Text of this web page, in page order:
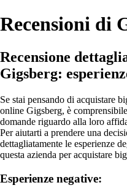
Recensioni di
Recensione
Gigsberg:
Se stai pensando di acquistare
online Gigsberg, è
domande riguardo alla loro
Per aiutarti a prendere una
dettagliatamente le esperienze
questa azienda per acquistare
Esperienze negative: